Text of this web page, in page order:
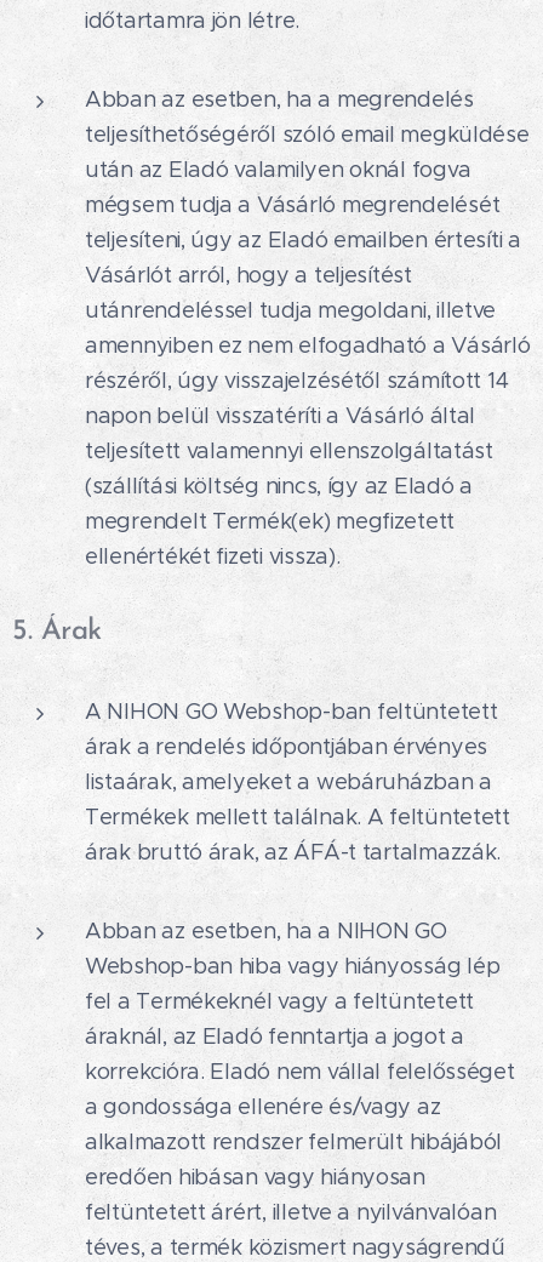
időtartamra jön létre.
Abban az esetben, ha a megrendelés
teljesíthetőségéről szóló email megküldése
után az Eladó valamilyen oknál fogva
mégsem tudja a Vásárló megrendelését
teljesíteni, úgy az Eladó emailben értesíti a
Vásárlót arról, hogy a teljesítést
utánrendeléssel tudja megoldani, illetve
amennyiben ez nem elfogadható a Vásárló
részéről, úgy visszajelzésétől számított 14
napon belül visszatéríti a Vásárló által
teljesített valamennyi ellenszolgáltatást
(szállítási költség nincs, így az Eladó a
megrendelt Termék(ek) megfizetett
ellenértékét fizeti vissza).
5. Árak
A NIHON GO Webshop-ban feltüntetett
árak a rendelés időpontjában érvényes
listaárak, amelyeket a webáruházban a
Termékek mellett találnak. A feltüntetett
árak bruttó árak, az ÁFÁ-t tartalmazzák.
Abban az esetben, ha a NIHON GO
Webshop-ban hiba vagy hiányosság lép
fel a Termékeknél vagy a feltüntetett
áraknál, az Eladó fenntartja a jogot a
korrekcióra. Eladó nem vállal felelősséget
a gondossága ellenére és/vagy az
alkalmazott rendszer felmerült hibájából
eredően hibásan vagy hiányosan
feltüntetett árért, illetve a nyilvánvalóan
téves, a termék közismert nagyságrendű